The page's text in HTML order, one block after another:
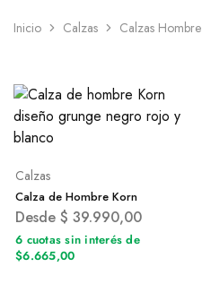
Inicio Calzas Calzas Hombre
Calzas
Calza de Hombre Korn
Desde $ 39.990,00
6 cuotas sin interés de
$6.665,00